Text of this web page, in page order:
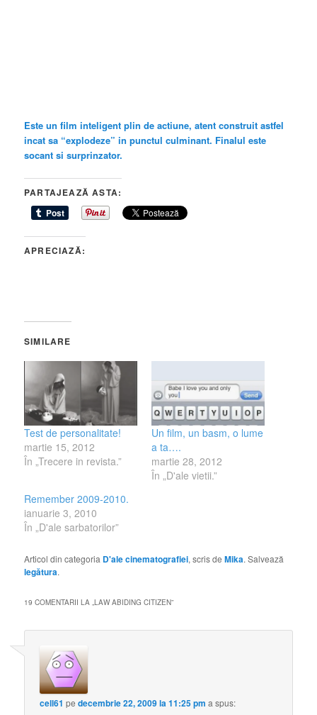
Este un film inteligent plin de actiune, atent construit astfel
incat sa “explodeze” in punctul culminant. Finalul este
socant si surprinzator.
PARTAJEAZĂ ASTA:
APRECIAZĂ:
SIMILARE
Test de personalitate!
martie 15, 2012
În „Trecere in revista.”
Un film, un basm, o lume
a ta….
martie 28, 2012
În „D'ale vietii.”
Remember 2009-2010.
ianuarie 3, 2010
În „D'ale sarbatorilor”
Articol din categoria D'ale cinematografiei, scris deMika. Salvează
legătura.
19 COMENTARII LA „LAW ABIDING CITIZEN”
cell61 pedecembrie 22, 2009 la 11:25 pm a spus: